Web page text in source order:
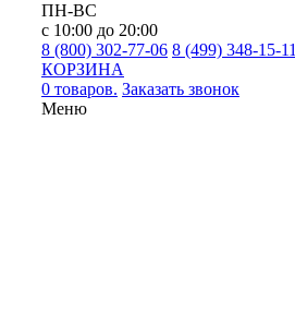
ПН-ВС
с 10:00 до 20:00
8 (800) 302-77-06 8 (499) 348-15-11
КОРЗИНА
0 товаров. Заказать звонок
Меню